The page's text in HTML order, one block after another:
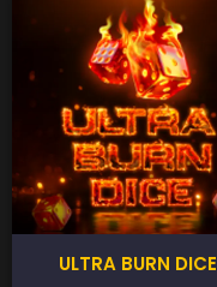
ULTRA BURN DICE